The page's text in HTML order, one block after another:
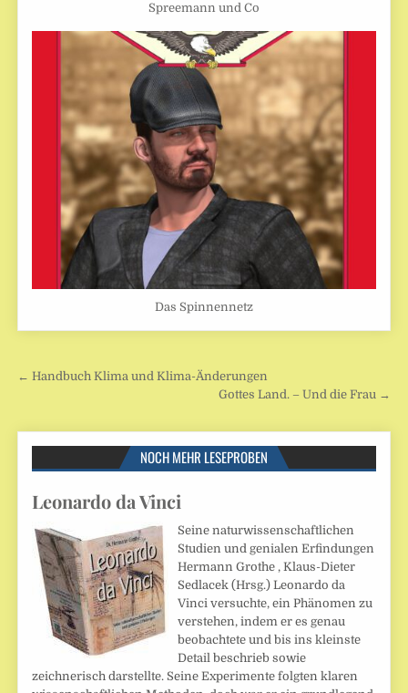
Spreemann und Co
Das Spinnennetz
Beitragsnavigation
← Handbuch Klima und Klima-Änderungen
Gottes Land. – Und die Frau →
NOCH MEHR LESEPROBEN
Leonardo da Vinci
Seine naturwissenschaftlichen
Studien und genialen Erfindungen
Hermann Grothe , Klaus-Dieter
Sedlacek (Hrsg.) Leonardo da
Vinci versuchte, ein Phänomen zu
verstehen, indem er es genau
beobachtete und bis ins kleinste
Detail beschrieb sowie
zeichnerisch darstellte. Seine Experimente folgten klaren